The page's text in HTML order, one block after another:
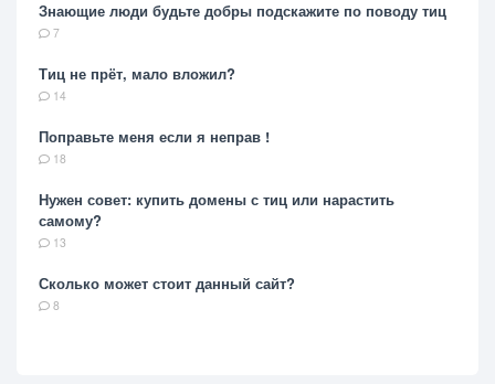
Знающие люди будьте добры подскажите по поводу тиц
7
Тиц не прёт, мало вложил?
14
Поправьте меня если я неправ !
18
Нужен совет: купить домены с тиц или нарастить
самому?
13
Сколько может стоит данный сайт?
8